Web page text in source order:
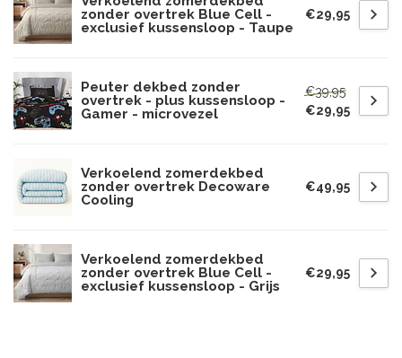
zonder overtrek Blue Cell -
exclusief kussensloop - Taupe
€29,95
Peuter dekbed zonder
overtrek - plus kussensloop -
Gamer - microvezel
€39,95
€29,95
Verkoelend zomerdekbed
zonder overtrek Decoware
Cooling
€49,95
Verkoelend zomerdekbed
zonder overtrek Blue Cell -
exclusief kussensloop - Grijs
€29,95